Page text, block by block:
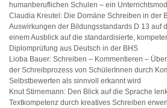
humanberuflichen Schulen – ein
Claudia Kreutel: Die Domäne Schreiben in der
Auswirkungen der Bildungsstandards D 13 auf
einem Ausblick auf die standardisierte,
Diplomprüfung aus Deutsch in der BHS
Lioba Bauer: Schreiben – Kommentieren –
der Schreibprozess von SchülerInnen durch
Selbstbewerten als sinnvoll erkannt wird
Knut Stirnemann: Den Blick auf die Sprache
Textkompetenz durch kreatives Schreiben